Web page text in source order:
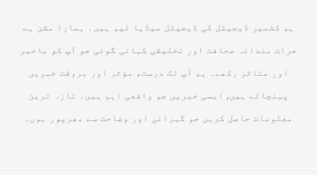
ہم کشمیر ڈیجیٹل کی ڈیجیٹل میڈیا ٹیم ہیں۔ ہمارا مشن ہے
جرات مندانہ صحافت اور تخلیقی کہانی گوئی جو آپ کو باخبر
اور متاثر رکھے۔ ہم آپ تک درست، مؤثر اور بروقت خبریں
پہنچاتے ہیں, ایسی خبریں جو واقعی اہم ہیں۔ تازہ ترین
معلومات حاصل کریں جو گہرائی اور وضاحت سے بھرپور ہوں۔